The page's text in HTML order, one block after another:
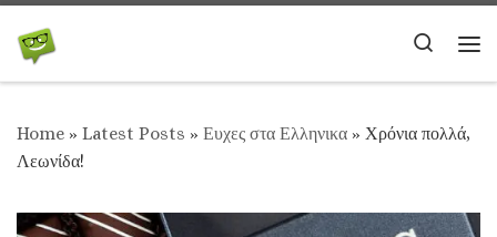
Skip to content
Search
Home » Latest Posts » Ευχες στα Ελληνικα » Χρόνια πολλά,
Λεωνίδα!